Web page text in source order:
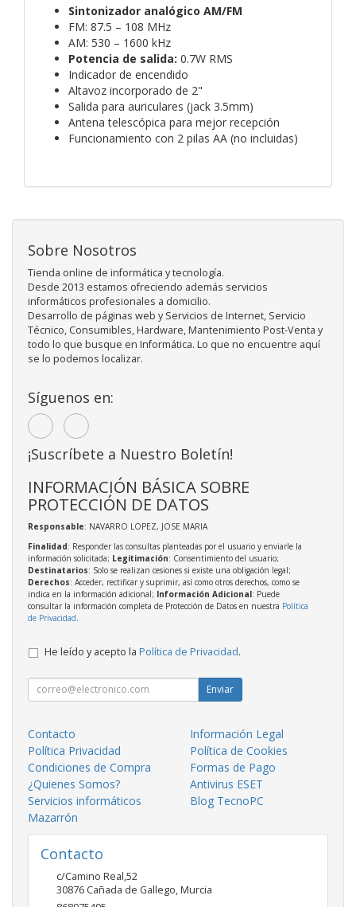
Sintonizador analógico AM/FM
FM: 87.5 – 108 MHz
AM: 530 – 1600 kHz
Potencia de salida: 0.7W RMS
Indicador de encendido
Altavoz incorporado de 2"
Salida para auriculares (jack 3.5mm)
Antena telescópica para mejor recepción
Funcionamiento con 2 pilas AA (no incluidas)
Sobre Nosotros
Tienda online de informática y tecnología.
Desde 2013 estamos ofreciendo además servicios
informáticos profesionales a domicilio.
Desarrollo de páginas web y Servicios de Internet, Servicio
Técnico, Consumibles, Hardware, Mantenimiento Post-Venta y
todo lo que busque en Informática. Lo que no encuentre aquí
se lo podemos localizar.
Síguenos en:
¡Suscríbete a Nuestro Boletín!
INFORMACIÓN BÁSICA SOBRE
PROTECCIÓN DE DATOS
Responsable: NAVARRO LOPEZ, JOSE MARIA
Finalidad: Responder las consultas planteadas por el usuario y enviarle la
información solicitada; Legitimación: Consentimiento del usuario;
Destinatarios: Solo se realizan cesiones si existe una obligación legal;
Derechos: Acceder, rectificar y suprimir, así como otros derechos, como se
indica en la información adicional; Información Adicional: Puede
consultar la información completa de Protección de Datos en nuestra Política
de Privacidad
He leído y acepto la Política de Privacidad.
Enviar
Contacto
Información Legal
Política Privacidad
Política de Cookies
Condiciones de Compra
Formas de Pago
¿Quienes Somos?
Antivirus ESET
Servicios informáticos
Mazarrón
Blog TecnoPC
Contacto
c/Camino Real,52
30876 Cañada de Gallego,Murcia